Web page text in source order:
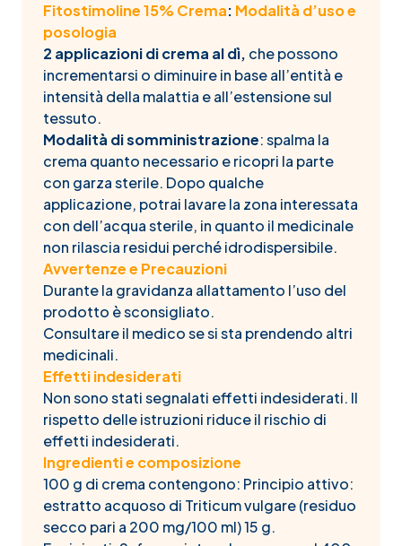
Fitostimoline 15% Crema: Modalità d’uso e
posologia
2 applicazioni di crema al dì, che possono
incrementarsi o diminuire in base all’entità e
intensità della malattia e all’estensione sul
tessuto.
Modalità di somministrazione: spalma la
crema quanto necessario e ricopri la parte
con garza sterile. Dopo qualche
applicazione, potrai lavare la zona interessata
con dell’acqua sterile, in quanto il medicinale
non rilascia residui perché idrodispersibile.
Avvertenze e Precauzioni
Durante la gravidanza allattamento l’uso del
prodotto è sconsigliato.
Consultare il medico se si sta prendendo altri
medicinali.
Effetti indesiderati
Non sono stati segnalati effetti indesiderati. Il
rispetto delle istruzioni riduce il rischio di
effetti indesiderati.
Ingredienti e composizione
100 g di crema contengono: Principio attivo:
estratto acquoso di Triticum vulgare (residuo
secco pari a 200 mg/100 ml) 15 g.